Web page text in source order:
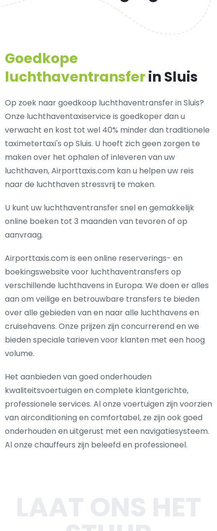
Goedkope
luchthaventransferin Sluis
Op zoek naar goedkoop luchthaventransfer in Sluis?
Onze luchthaventaxiservice is goedkoper dan u
verwacht en kost tot wel 40% minder dan traditionele
taximetertaxi's op Sluis. U hoeft zich geen zorgen te
maken over het ophalen of inleveren van uw
luchthaven, Airporttaxis.com kan u helpen uw reis
naar de luchthaven stressvrij te maken.
U kunt uw luchthaventransfer snel en gemakkelijk
online boeken tot 3 maanden van tevoren of op
aanvraag.
Airporttaxis.com is een online reserverings- en
boekingswebsite voor luchthaventransfers op
verschillende luchthavens in Europa. We doen er alles
aan om veilige en betrouwbare transfers te bieden
over alle gebieden van en naar alle luchthavens en
cruisehavens. Onze prijzen zijn concurrerend en we
bieden speciale tarieven voor klanten met een hoog
volume.
Het aanbieden van goed onderhouden
kwaliteitsvoertuigen en complete klantgerichte,
professionele services. Al onze voertuigen zijn voorzien
van airconditioning en comfortabel, ze zijn ook goed
onderhouden en uitgerust met een navigatiesysteem.
Al onze chauffeurs zijn beleefd en professioneel.